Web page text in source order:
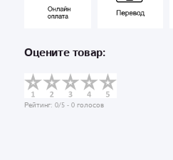
Оцените товар:
Рейтинг: 0/5 - 0 голосов